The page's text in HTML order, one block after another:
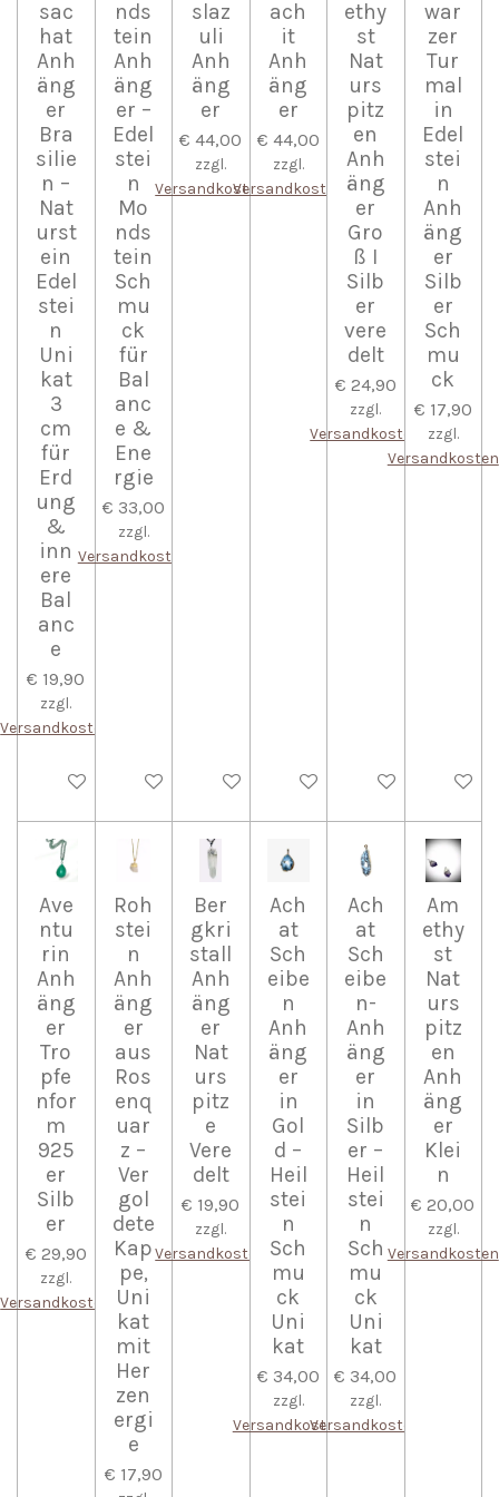
sac
hat
Anh
äng
er
Bra
silie
n –
Nat
urst
ein
Edel
stei
n
Uni
kat
3
cm
für
Erd
ung
&
inn
ere
Bal
anc
e
€ 19,90
zzgl.
Versandkosten
In den Warenkorb
nds
tein
Anh
äng
er –
Edel
stei
n
Mo
nds
tein
Sch
mu
ck
für
Bal
anc
e &
Ene
rgie
€ 33,00
zzgl.
Versandkosten
In den Warenkorb
slaz
uli
Anh
äng
er
€ 44,00
zzgl.
Versandkosten
In den Warenkorb
ach
it
Anh
äng
er
€ 44,00
zzgl.
Versandkosten
In den Warenkorb
ethy
st
Nat
urs
pitz
en
Anh
äng
er
Gro
ß I
Silb
er
vere
delt
€ 24,90
zzgl.
Versandkosten
In den Warenkorb
war
zer
Tur
mal
in
Edel
stei
n
Anh
äng
er
Silb
er
Sch
mu
ck
€ 17,90
zzgl.
Versandkosten
In den
Ave
ntu
rin
Anh
äng
er
Tro
pfe
nfor
m
925
er
Silb
er
€ 29,90
zzgl.
Versandkosten
Roh
stei
n
Anh
äng
er
aus
Ros
enq
uar
z –
Ver
gol
dete
Kap
pe,
Uni
kat
mit
Her
zen
ergi
e
€ 17,90
Ber
gkri
stall
Anh
äng
er
Nat
urs
pitz
e
Vere
delt
€ 19,90
zzgl.
Versandkosten
Ach
at
Sch
eibe
n
Anh
äng
er
in
Gol
d –
Heil
stei
n
Sch
mu
ck
Uni
kat
€ 34,00
zzgl.
Versandkosten
Ach
at
Sch
eibe
n-
Anh
äng
er
in
Silb
er –
Heil
stei
n
Sch
mu
ck
Uni
kat
€ 34,00
zzgl.
Versandkosten
Am
ethy
st
Nat
urs
pitz
en
Anh
äng
er
Klei
n
€ 20,00
zzgl.
Versandkosten